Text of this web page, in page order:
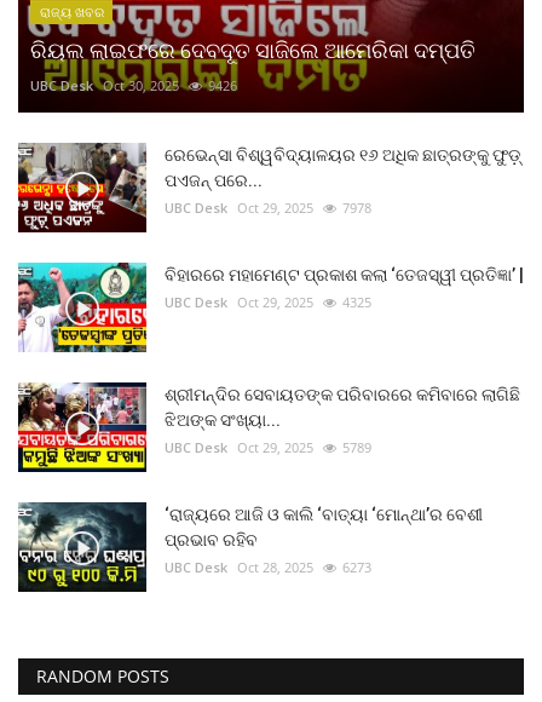
ରାଜ୍ୟ ଖବର
ରିୟଲ ଲାଇଫରେ ଦେବଦୂତ ସାଜିଲେ ଆମେରିକା ଦମ୍ପତି
UBC Desk Oct 30, 2025 9426
ରେଭେନ୍ସା ବିଶ୍ୱବିଦ୍ୟାଳୟର ୧୬ ଅଧିକ ଛାତ୍ରଙ୍କୁ ଫୁଡ଼୍
ପଏଜନ୍ ପରେ...
UBC Desk Oct 29, 2025 7978
ବିହାରରେ ମହାମେଣ୍ଟ ପ୍ରକାଶ କଲା ‘ତେଜସ୍ୱୀ ପ୍ରତିଜ୍ଞା’ |
UBC Desk Oct 29, 2025 4325
ଶ୍ରୀମନ୍ଦିର ସେବାୟତଙ୍କ ପରିବାରରେ କମିବାରେ ଲାଗିଛି
ଝିଅଙ୍କ ସଂଖ୍ୟା...
UBC Desk Oct 29, 2025 5789
‘ରାଜ୍ୟରେ ଆଜି ଓ କାଲି ‘ବାତ୍ୟା ‘ମୋନ୍ଥା’ର ବେଶୀ
ପ୍ରଭାବ ରହିବ
UBC Desk Oct 28, 2025 6273
RANDOM POSTS